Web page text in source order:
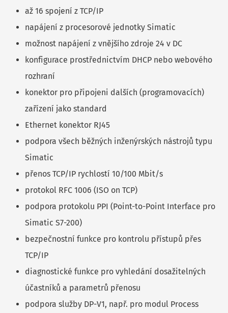
až 16 spojení z TCP/IP
napájení z procesorové jednotky Simatic
možnost napájení z vnějšího zdroje 24 v DC
konfigurace prostřednictvím DHCP nebo webového
rozhraní
konektor pro připojeni dalších (programovacích)
zařízení jako standard
Ethernet konektor RJ45
podpora všech běžných inženýrských nástrojů typu
Simatic
přenos TCP/IP rychlostí 10/100 Mbit/s
protokol RFC 1006 (ISO on TCP)
podpora protokolu PPI (Point-to-Point Interface pro
Simatic S7-200)
bezpečnostní funkce pro kontrolu přístupů přes
TCP/IP
diagnostické funkce pro vyhledání dosažitelných
účastníků a parametrů přenosu
podpora služby DP-V1, např. pro modul Process